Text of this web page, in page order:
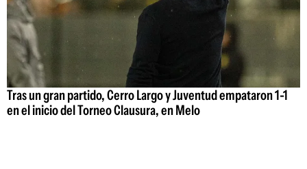
Tras un gran partido, Cerro Largo y Juventud empataron 1-1
en el inicio del Torneo Clausura, en Melo